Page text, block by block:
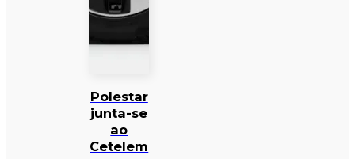
Polestar
junta-se
ao
Cetelem